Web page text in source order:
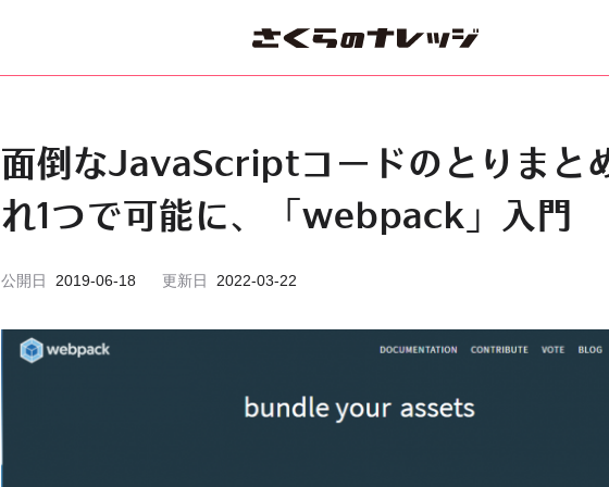
面倒なJavaScriptコードのとりまと
れ1つで可能に、「webpack」入門
公開日 2019-06-18 更新日 2022-03-22